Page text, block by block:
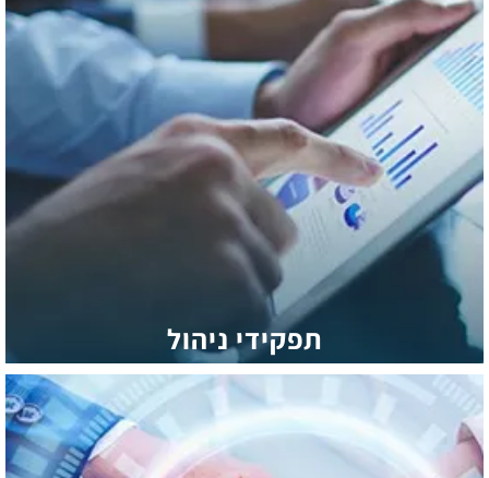
תפקידי ניהול